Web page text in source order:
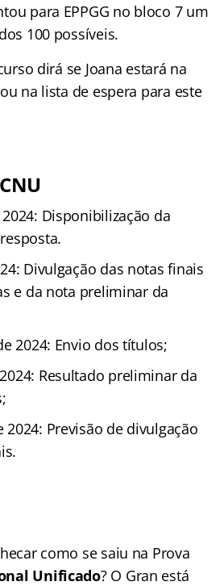
para EPPGG no bloco 7 um
100 possíveis.
dirá se Joana estará na
na lista de espera para este
Disponibilização da
Divulgação das notas finais
e da nota preliminar da
2024: Envio dos títulos;
Resultado preliminar da
Previsão de divulgação
como se saiu na Prova
Unificado? O Gran está